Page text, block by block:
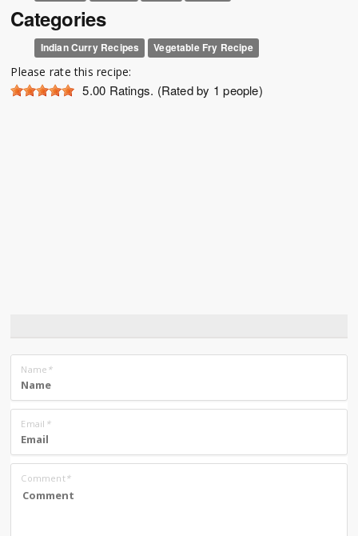
Categories
Indian Curry Recipes Vegetable Fry Recipe
Please rate this recipe:
5.00 Ratings. (Rated by 1 people)
Name *
Email *
Comment*